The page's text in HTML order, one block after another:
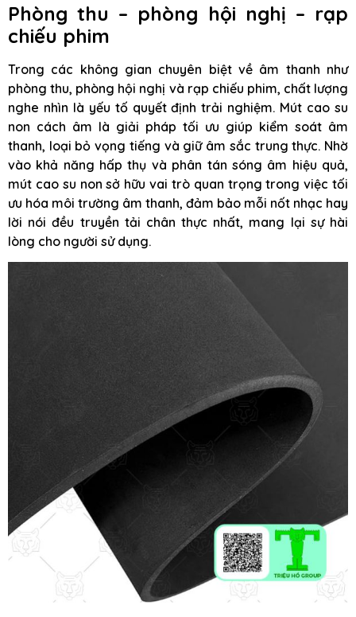
Phòng thu – phòng hội nghị – rạp
chiếu phim
Trong các không gian chuyên biệt về âm thanh như
phòng thu, phòng hội nghị và rạp chiếu phim, chất lượng
nghe nhìn là yếu tố quyết định trải nghiệm. Mút cao su
non cách âm là giải pháp tối ưu giúp kiểm soát âm
thanh, loại bỏ vọng tiếng và giữ âm sắc trung thực. Nhờ
vào khả năng hấp thụ và phân tán sóng âm hiệu quả,
mút cao su non sở hữu vai trò quan trọng trong việc tối
ưu hóa môi trường âm thanh, đảm bảo mỗi nốt nhạc hay
lời nói đều truyền tải chân thực nhất, mang lại sự hài
lòng cho người sử dụng.